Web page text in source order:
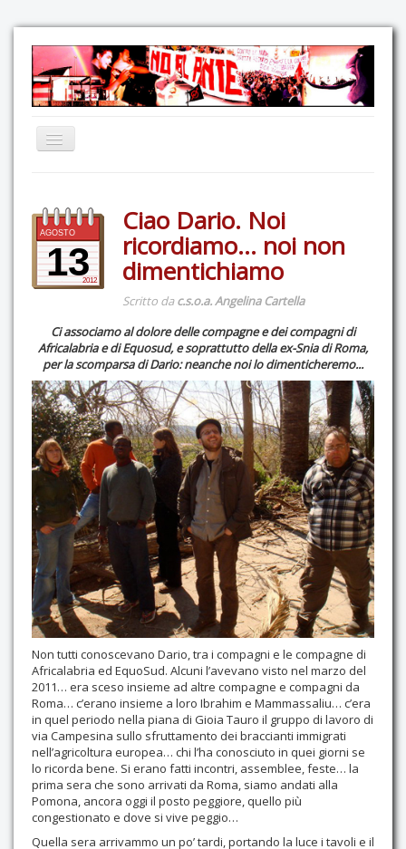
Comunicazione
Eventi
GAS Felce & Mirtillo
Ricostruiamo il Cartella!
Mediateca
Autoproduzioni
Contatti
AGOSTO
132012
Ciao Dario. Noi
ricordiamo… noi non
dimentichiamo
Scritto dac.s.o.a. Angelina Cartella
Ci associamo al dolore delle compagne e dei compagni di
Africalabria e di Equosud, e soprattutto della ex-Snia di Roma,
per la scomparsa di Dario: neanche noi lo dimenticheremo...
Non tutti conoscevano Dario, tra i compagni e le compagne di
Africalabria ed EquoSud. Alcuni l’avevano visto nel marzo del
2011… era sceso insieme ad altre compagne e compagni da
Roma… c’erano insieme a loro Ibrahim e Mammassaliu… c’era
in quel periodo nella piana di Gioia Tauro il gruppo di lavoro di
via Campesina sullo sfruttamento dei braccianti immigrati
nell’agricoltura europea… chi l’ha conosciuto in quei giorni se
lo ricorda bene. Si erano fatti incontri, assemblee, feste… la
prima sera che sono arrivati da Roma, siamo andati alla
Pomona, ancora oggi il posto peggiore, quello più
congestionato e dove si vive peggio…
Quella sera arrivammo un po’ tardi, portando la luce i tavoli e il